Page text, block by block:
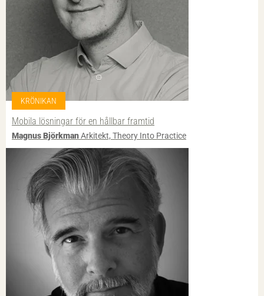
KRÖNIKAN
Mobila lösningar för en hållbar framtid
Magnus BjörkmanArkitekt, Theory Into Practice